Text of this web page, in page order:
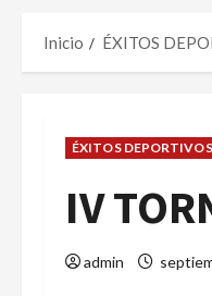
Inicio ÉXITOS
ÉXITOS DEPORTIVOS
IV
admin